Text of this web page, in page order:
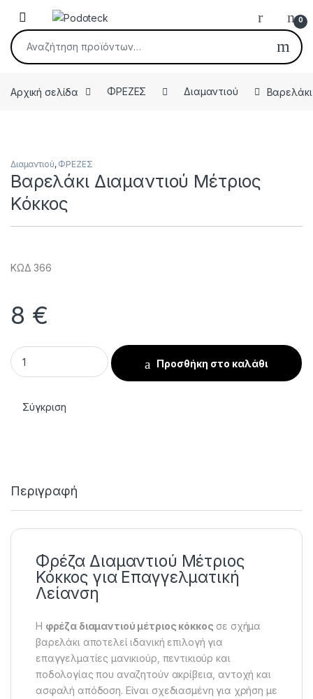
Skip to navigation
Skip to content
Open 0
Αναζήτηση για:
Αρχική σελίδα ΦΡΕΖΕΣ Διαμαντιού
Διαμαντιού, ΦΡΕΖΕΣ
Βαρελάκι Διαμαντιού Μέτριος
Κόκκος
ΚΩΔ 366
8 €
Βαρελάκι Διαμαντιού Μέτριος Κόκκος quantity
Προσθήκη στο καλάθι
Σύγκριση
Περιγραφή
Φρέζα Διαμαντιού Μέτριος
Κόκκος για Επαγγελματική
Λείανση
Η φρέζα διαμαντιού μέτριος κόκκος σε σχήμα
βαρελάκι αποτελεί ιδανική επιλογή για
επαγγελματίες μανικιούρ, πεντικιούρ και
ποδολογίας που αναζητούν ακρίβεια, αντοχή και
ασφαλή απόδοση. Είναι σχεδιασμένη για χρήση με